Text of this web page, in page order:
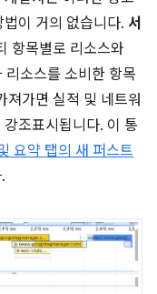
이 거의 없습니다. 서
항목별로 리소스와
소스를 소비한 항목
져가면 실적 및 네트워
조표시됩니다. 이 통
요약 탭의 새 퍼스트